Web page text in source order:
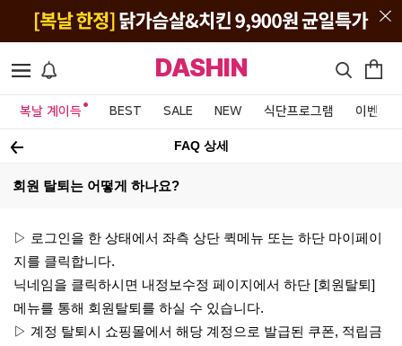
DASHIN
복날 계이득 BEST SALE NEW 식단프로그램 이벤트&
FAQ 상세
회원 탈퇴는 어떻게 하나요?
▷ 로그인을 한 상태에서 좌측 상단 퀵메뉴 또는 하단 마이페이
지를 클릭합니다.
닉네임을 클릭하시면 내정보수정 페이지에서 하단 [회원탈퇴]
메뉴를 통해 회원탈퇴를 하실 수 있습니다.
▷ 계정 탈퇴시 쇼핑몰에서 해당 계정으로 발급된 쿠폰, 적립금